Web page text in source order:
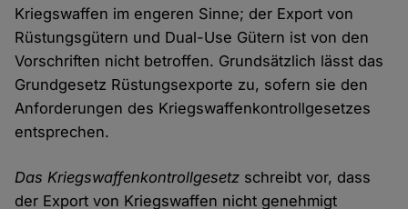
Kriegswaffen im engeren Sinne; der Export von
Rüstungsgütern und Dual-Use Gütern ist von den
Vorschriften nicht betroffen. Grundsätzlich lässt das
Grundgesetz Rüstungsexporte zu, sofern sie den
Anforderungen des Kriegswaffenkontrollgesetzes
entsprechen.
Das Kriegswaffenkontrollgesetz schreibt vor, dass
der Export von Kriegswaffen nicht genehmigt